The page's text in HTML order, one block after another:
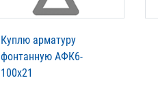
Куплю арматуру
фонтанную АФК6-
100х21